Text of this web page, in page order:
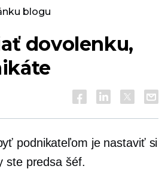
blogu
dovolenku,
podnikateľom je nastaviť si
ste predsa šéf.